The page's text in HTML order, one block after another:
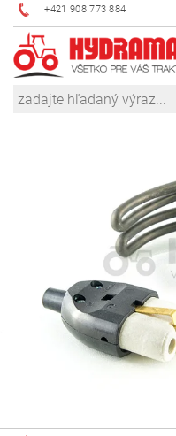
+421 908 773 884